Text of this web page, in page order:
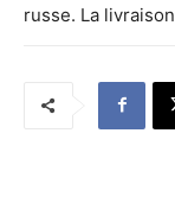
russe. La